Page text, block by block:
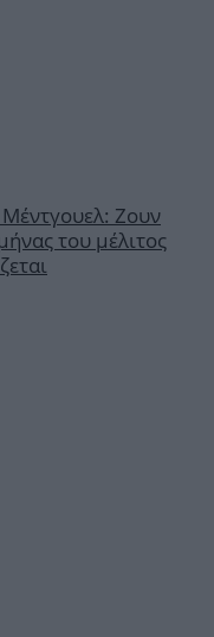
Ζουν
του μέλιτος